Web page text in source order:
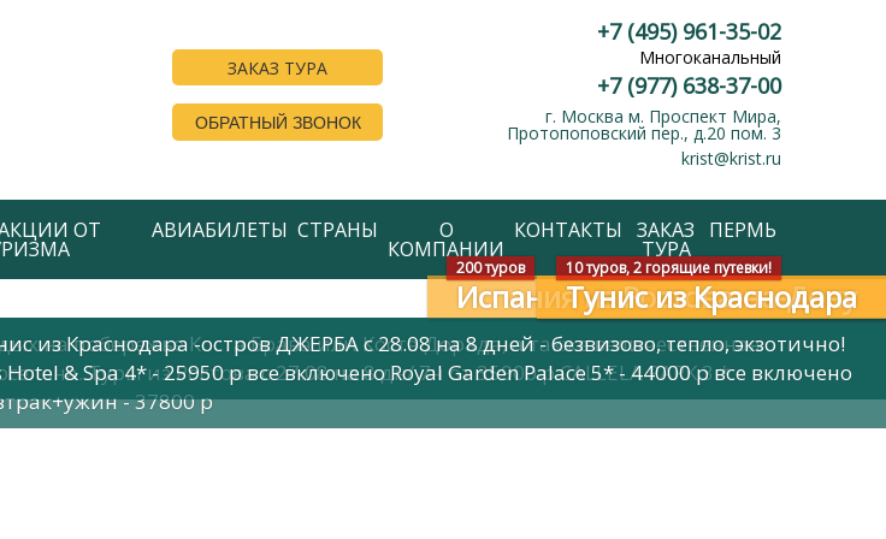
ЗАКАЗ ТУРА
ОБРАТНЫЙ ЗВОНОК
+7 (495) 961-35-02
Многоканальный
+7 (977) 638-37-00
г. Москва м. Проспект Мира,
Протопоповский пер., д.20 пом. 3
krist@krist.ru
ОТ АВИАБИЛЕТЫ СТРАНЫ О
КОМПАНИИ
КОНТАКТЫ ЗАКАЗ
ТУРА
ПЕРМЬ
200 туров
Испания из Ростова-на-Дону
на побережье Коста Брава или Коста Дорада, а также величественная
Туры из Ростова с 27.08 на 8 дн/ 7н от 35900 р CALLELA PARK 3 *
- 37800 р
10 туров, 2 горящие путевки!
Тунис из Краснодара
из Краснодара -остров ДЖЕРБА с 28.08 на 8 дней - безвизово, тепло, экзотично!
Hotel & Spa 4* - 25950 р все включено Royal Garden Palace 5* - 44000 р все включено